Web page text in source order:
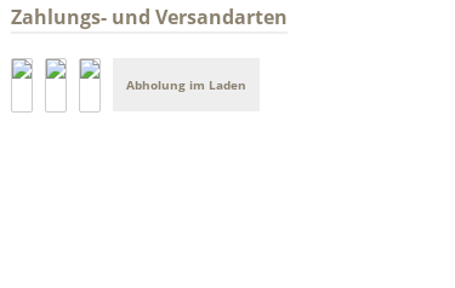
Zahlungs- und Versandarten
Abholung im Laden